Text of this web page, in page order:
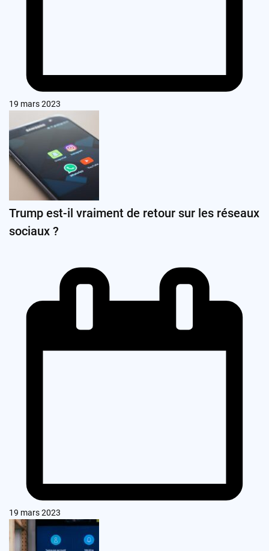
19 mars 2023
Trump est-il vraiment de retour sur les réseaux
sociaux ?
19 mars 2023